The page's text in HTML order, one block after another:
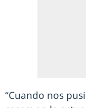
“Cuando nos